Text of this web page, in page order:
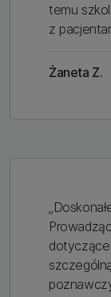
temu
z
Żaneta Z.
dotyczące